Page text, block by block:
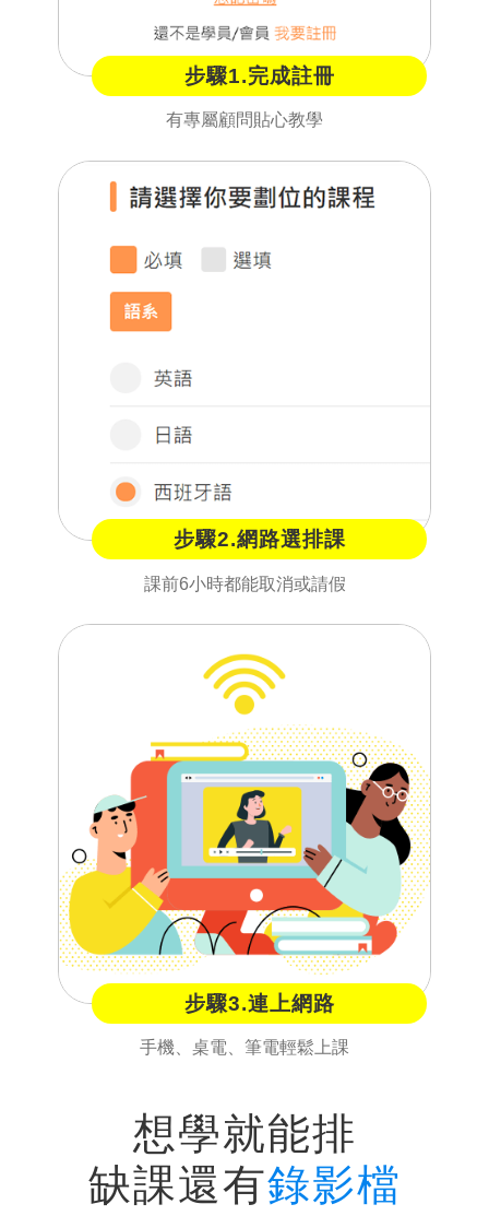
步驟1.完成註冊
有專屬顧問貼心教學
步驟2.網路選排課
課前6小時都能取消或請假
步驟3.連上網路
手機、桌電、筆電輕鬆上課
想學就能排
缺課還有錄影檔